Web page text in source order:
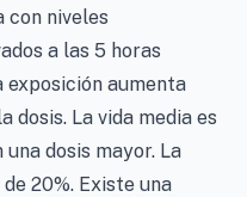
con niveles
a las 5 horas
exposición aumenta
dosis. La vida media es
dosis mayor. La
20%. Existe una